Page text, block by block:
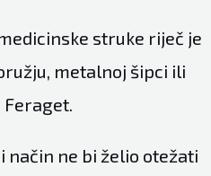
struke riječ je
metalnoj šipci ili
Feraget.
način ne bi želio otežati